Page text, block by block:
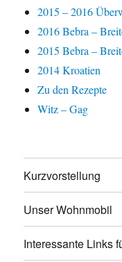
2015 – 2016
2016 Bebra –
2015 Bebra –
2014 Kroatien
Zu den Rezepte
Witz – Gag
Kurzvorstellung
Unser Wohnmobil
Interessante Links